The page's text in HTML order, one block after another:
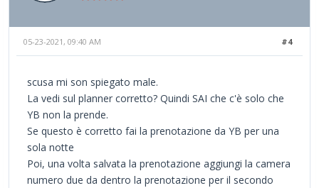
#4
05-23-2021, 09:40 AM
scusa mi son spiegato male.
La vedi sul planner corretto? Quindi SAI che c'è solo che
YB non la prende.
Se questo è corretto fai la prenotazione da YB per una
sola notte
Poi, una volta salvata la prenotazione aggiungi la camera
numero due da dentro la prenotazione per il secondo